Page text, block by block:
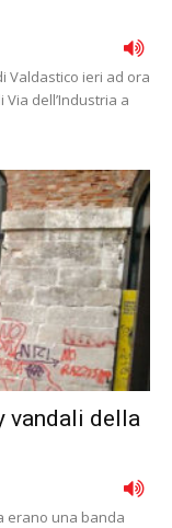
Valdastico ieri ad ora
dell’Industria a
vandali della
erano una banda